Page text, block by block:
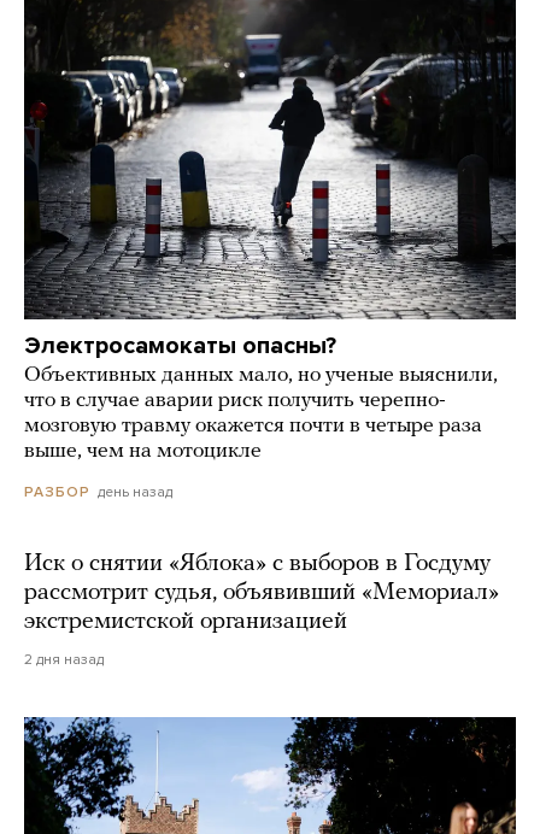
Электросамокаты опасны?
Объективных данных мало, но ученые выяснили,
что в случае аварии риск получить черепно-
мозговую травму окажется почти в четыре раза
выше, чем на мотоцикле
РАЗБОР день назад
Иск о снятии «Яблока» с выборов в Госдуму
рассмотрит судья, объявивший «Мемориал»
экстремистской организацией
2 дня назад